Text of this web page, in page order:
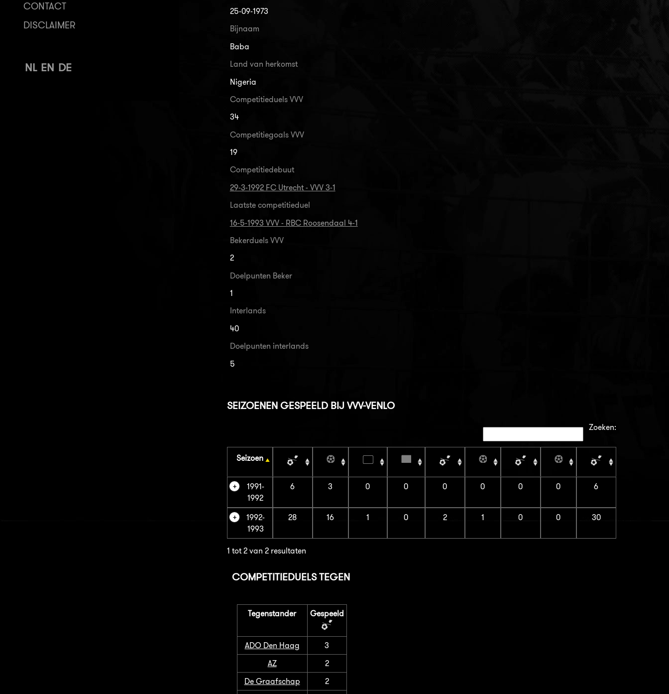
CONTACT
DISCLAIMER
NL EN DE
25-09-1973
Bijnaam
Baba
Land van herkomst
Nigeria
Competitieduels VVV
34
Competitiegoals VVV
19
Competitiedebuut
29-3-1992 FC Utrecht - VVV 3-1
Laatste competitieduel
16-5-1993 VVV - RBC Roosendaal 4-1
Bekerduels VVV
2
Doelpunten Beker
1
Interlands
40
Doelpunten interlands
5
SEIZOENEN GESPEELD BIJ VVV-VENLO
Zoeken:
Seizoen
1991-
1992
6 3 0 0 0 0 0 0 6
1992-
1993
28 16 1 0 2 1 0 0 30
1 tot 2 van 2 resultaten
COMPETITIEDUELS TEGEN
Tegenstander Gespeeld
ADO Den Haag
3
AZ
2
De Graafschap
2